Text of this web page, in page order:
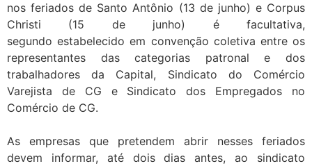
nos feriados de Santo Antônio (13 de junho) e Corpus
Christi (15 de junho) é facultativa,
segundo estabelecido em convenção coletiva entre os
representantes das categorias patronal e dos
trabalhadores da Capital, Sindicato do Comércio
Varejista de CG e Sindicato dos Empregados no
Comércio de CG.
As empresas que pretendem abrir nesses feriados
devem informar, até dois dias antes, ao sindicato